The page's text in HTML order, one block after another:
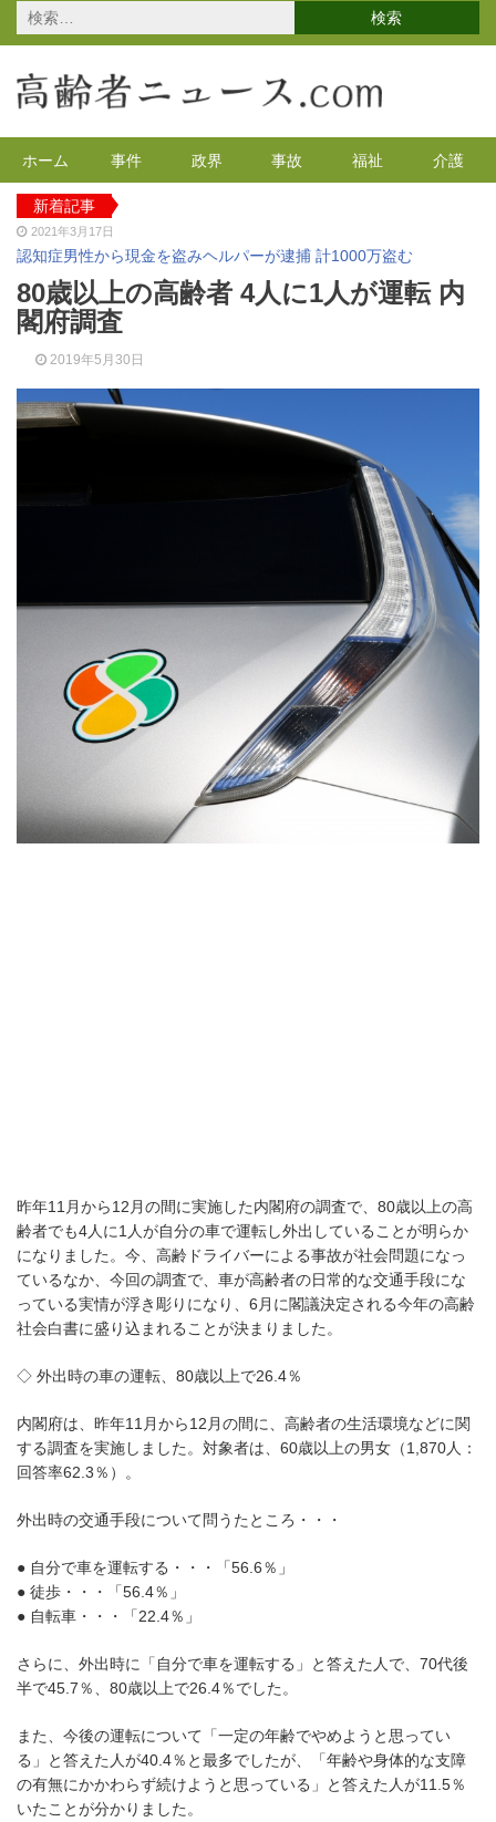
検
索:
ホーム 事件 政界 事故 福祉 介護
新着記事
2021年3月17日
認知症男性から現金を盗みヘルパーが逮捕 計1000万盗む
2021年2月4日
2020年の特殊詐欺が1万3千件 コロナで高齢者の被害が多発
2020年12月14日
有料老人ホームを活用で特養待機者を解消へ 江戸川区
90代母親と息子が自宅で血を流し死亡 無理心中か 兵庫
2020年12月2日
東京都 高齢者らを対象にGoToの自粛を呼びかけ
高齢者のワクチン接種始まる 今日から全国で開始
80歳以上の高齢者 4人に1人が運転 内
閣府調査
2019年5月30日
昨年11月から12月の間に実施した内閣府の調査で、80歳以上の高
齢者でも4人に1人が自分の車で運転し外出していることが明らか
になりました。今、高齢ドライバーによる事故が社会問題になっ
ているなか、今回の調査で、車が高齢者の日常的な交通手段にな
っている実情が浮き彫りになり、6月に閣議決定される今年の高齢
社会白書に盛り込まれることが決まりました。
◇ 外出時の車の運転、80歳以上で26.4％
内閣府は、昨年11月から12月の間に、高齢者の生活環境などに関
する調査を実施しました。対象者は、60歳以上の男女（1,870人：
回答率62.3％）。
外出時の交通手段について問うたところ・・・
● 自分で車を運転する・・・「56.6％」
● 徒歩・・・「56.4％」
● 自転車・・・「22.4％」
さらに、外出時に「自分で車を運転する」と答えた人で、70代後
半で45.7％、80歳以上で26.4％でした。
また、今後の運転について「一定の年齢でやめようと思ってい
る」と答えた人が40.4％と最多でしたが、「年齢や身体的な支障
の有無にかかわらず続けようと思っている」と答えた人が11.5％
いたことが分かりました。